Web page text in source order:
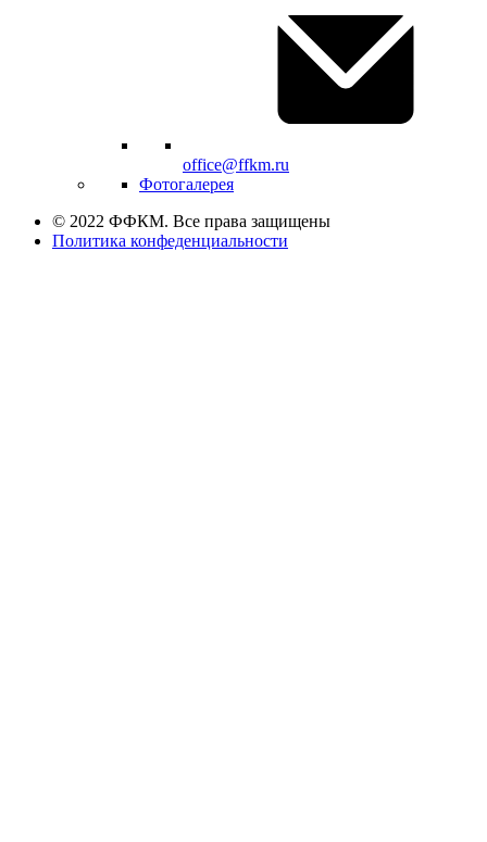
office@ffkm.ru
Фотогалерея
© 2022 ФФКМ. Все права защищены
Политика конфеденциальности